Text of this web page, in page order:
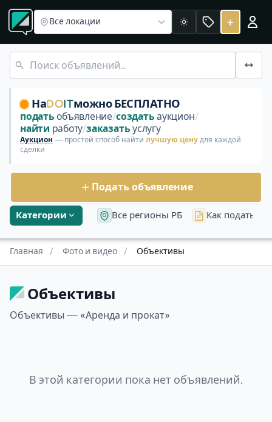
Объективы
«Аренда и прокат» Пока нет предложений проката —
Все локации Светлая +
Категории Все регионы РБ Как подать
НаDOITможно БЕСПЛАТНО
подать объявление/создать аукцион/
найти работу/заказать услугу
Аукцион — простой способ найти лучшую цену для каждой
сделки
Подать объявление
Главная / Фото и видео / Объективы
Объективы
Объективы — «Аренда и прокат»
В этой категории пока нет объявлений.